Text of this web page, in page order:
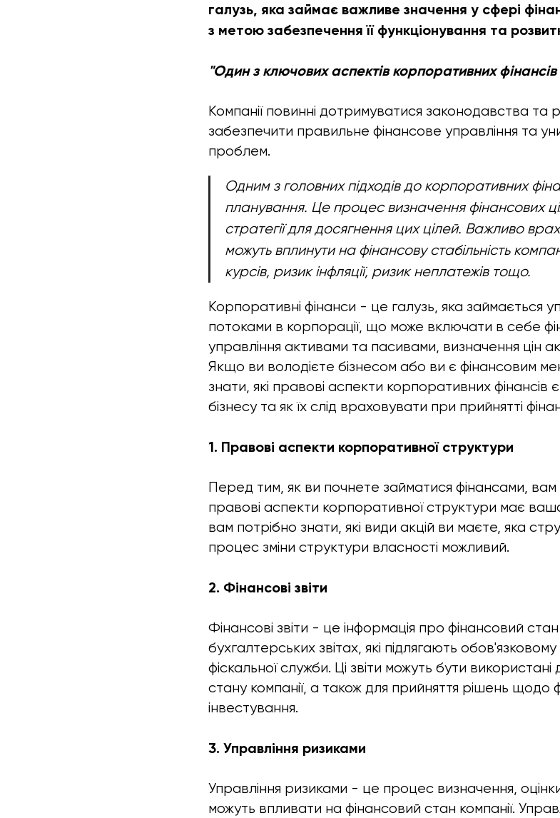
галузь, яка займає важливе значення у сфері
з метою забезпечення її функціонування та
"Один з ключових аспектів корпоративних
Компанії повинні дотримуватися законодавства та
забезпечити правильне фінансове управління та
проблем.
Одним з головних підходів до корпоративних
планування. Це процес визначення фінансових
стратегії для досягнення цих цілей. Важливо
можуть вплинути на фінансову стабільність
курсів, ризик інфляції, ризик неплатежів тощо.
Корпоративні фінанси - це галузь, яка займається
потоками в корпорації, що може включати в себе
управління активами та пасивами, визначення цін
Якщо ви володієте бізнесом або ви є фінансовим
знати, які правові аспекти корпоративних
бізнесу та як їх слід враховувати при прийнятті
1. Правові аспекти корпоративної структури
Перед тим, як ви почнете займатися фінансами, вам
правові аспекти корпоративної структури має
вам потрібно знати, які види акцій ви маєте, яка
процес зміни структури власності можливий.
2. Фінансові звіти
Фінансові звіти - це інформація про фінансовий стан
бухгалтерських звітах, які підлягають
фіскальної служби. Ці звіти можуть бути використані
стану компанії, а також для прийняття рішень щодо
інвестування.
3. Управління ризиками
Управління ризиками - це процес визначення,
можуть впливати на фінансовий стан компанії.